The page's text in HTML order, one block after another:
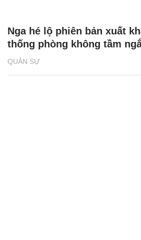
QUÂN SỰ
Nga hé lộ phiên bản xuất
thống phòng không tầm